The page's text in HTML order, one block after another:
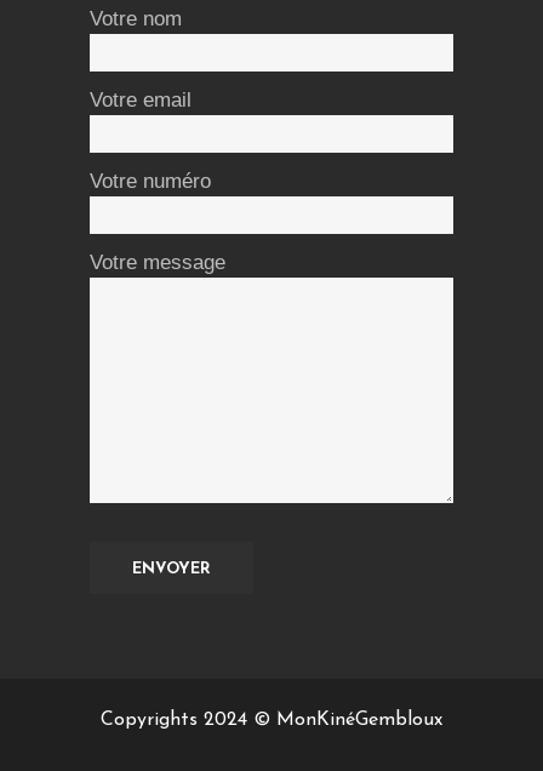
Votre nom
Votre email
Votre numéro
Votre message
Copyrights 2024 © MonKinéGembloux